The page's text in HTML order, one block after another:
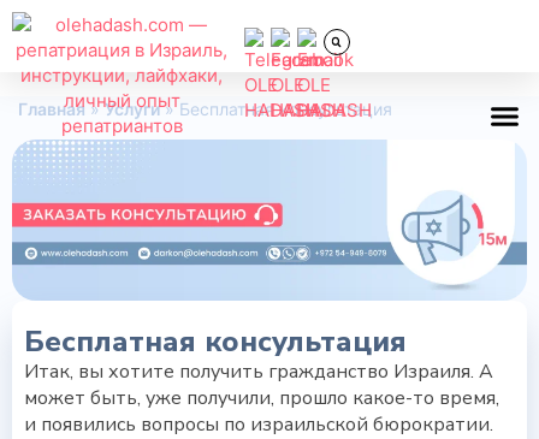
Главная»Услуги»Бесплатная консультация
Бесплатная консультация
Итак, вы хотите получить гражданство Израиля. А
может быть, уже получили, прошло какое-то время,
и появились вопросы по израильской бюрократии.